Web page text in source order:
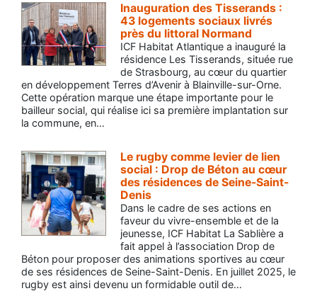
Inauguration des Tisserands :
43 logements sociaux livrés
près du littoral Normand
ICF Habitat Atlantique a inauguré la
résidence Les Tisserands, située rue
de Strasbourg, au cœur du quartier
en développement Terres d’Avenir à Blainville-sur-Orne.
Cette opération marque une étape importante pour le
bailleur social, qui réalise ici sa première implantation sur
la commune, en…
Le rugby comme levier de lien
social : Drop de Béton au cœur
des résidences de Seine-Saint-
Denis
Dans le cadre de ses actions en
faveur du vivre-ensemble et de la
jeunesse, ICF Habitat La Sablière a
fait appel à l’association Drop de
Béton pour proposer des animations sportives au cœur
de ses résidences de Seine-Saint-Denis. En juillet 2025, le
rugby est ainsi devenu un formidable outil de…